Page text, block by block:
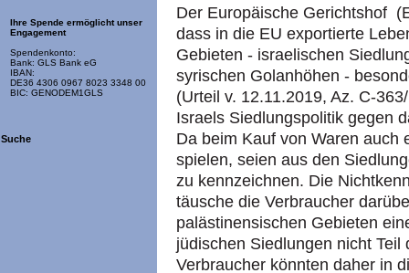
Ihre Spende ermöglicht unser
Engagement
Spendenkonto:
Bank: GLS Bank eG
IBAN:
DE36 4306 0967 8023 3348 00
BIC: GENODEM1GLS
Suche
Der Europäische Gerichtshof
dass in die EU exportierte
Gebieten - israelischen
syrischen Golanhöhen -
(Urteil v. 12.11.2019, Az. C-
Israels Siedlungspolitik gegen
Da beim Kauf von Waren auch
spielen, seien aus den
zu kennzeichnen. Die
täusche die Verbraucher
palästinensischen Gebieten
jüdischen Siedlungen nicht
Verbraucher könnten daher in